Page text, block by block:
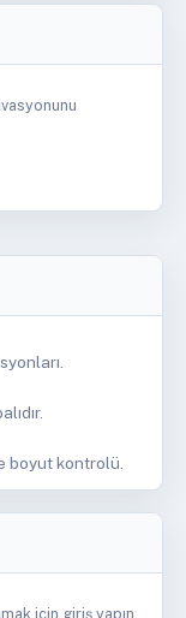
boyut kontrolü.
için giriş yapın.